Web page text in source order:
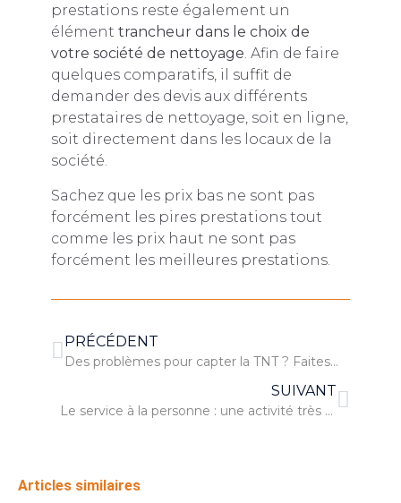
prestations reste également un
élément trancheur dans le choix de
votre société de nettoyage. Afin de faire
quelques comparatifs, il suffit de
demander des devis aux différents
prestataires de nettoyage, soit en ligne,
soit directement dans les locaux de la
société.
Sachez que les prix bas ne sont pas
forcément les pires prestations tout
comme les prix haut ne sont pas
forcément les meilleures prestations.
PRÉCÉDENT
Des problèmes pour capter la TNT ? Faites appel à un antenniste !
SUIVANT
Le service à la personne : une activité très appréciable
Articles similaires